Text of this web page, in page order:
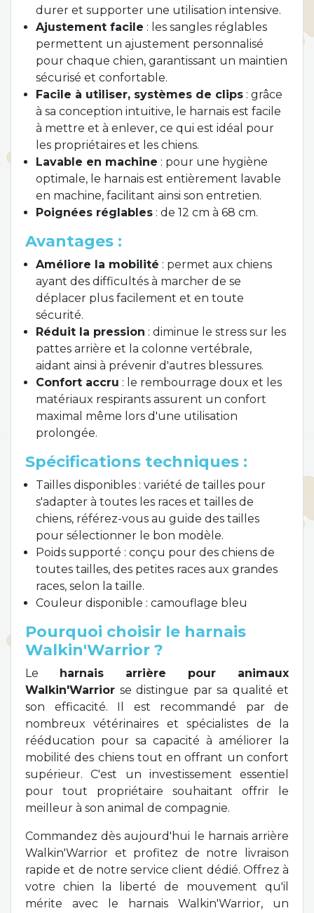
durer et supporter une utilisation intensive.
Ajustement facile : les sangles réglables
permettent un ajustement personnalisé
pour chaque chien, garantissant un maintien
sécurisé et confortable.
Facile à utiliser, systèmes de clips : grâce
à sa conception intuitive, le harnais est facile
à mettre et à enlever, ce qui est idéal pour
les propriétaires et les chiens.
Lavable en machine : pour une hygiène
optimale, le harnais est entièrement lavable
en machine, facilitant ainsi son entretien.
Poignées réglables : de 12 cm à 68 cm.
Avantages :
Améliore la mobilité : permet aux chiens
ayant des difficultés à marcher de se
déplacer plus facilement et en toute
sécurité.
Réduit la pression : diminue le stress sur les
pattes arrière et la colonne vertébrale,
aidant ainsi à prévenir d'autres blessures.
Confort accru : le rembourrage doux et les
matériaux respirants assurent un confort
maximal même lors d'une utilisation
prolongée.
Spécifications techniques :
Tailles disponibles : variété de tailles pour
s'adapter à toutes les races et tailles de
chiens, référez-vous au guide des tailles
pour sélectionner le bon modèle.
Poids supporté : conçu pour des chiens de
toutes tailles, des petites races aux grandes
races, selon la taille.
Couleur disponible : camouflage bleu
Pourquoi choisir le harnais
Walkin'Warrior ?
Le harnais arrière pour animaux
Walkin'Warrior se distingue par sa qualité et
son efficacité. Il est recommandé par de
nombreux vétérinaires et spécialistes de la
rééducation pour sa capacité à améliorer la
mobilité des chiens tout en offrant un confort
supérieur. C'est un investissement essentiel
pour tout propriétaire souhaitant offrir le
meilleur à son animal de compagnie.
Commandez dès aujourd'hui le harnais arrière
Walkin'Warrior et profitez de notre livraison
rapide et de notre service client dédié. Offrez à
votre chien la liberté de mouvement qu'il
mérite avec le harnais Walkin'Warrior, un